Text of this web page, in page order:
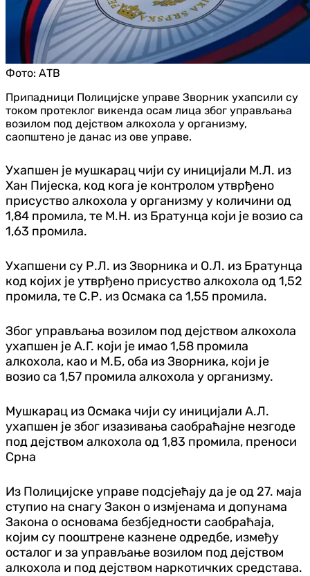
Фото: АТВ
Припадници Полицијске управе Зворник ухапсили су
током протеклог викенда осам лица због управљања
возилом под дејством алкохола у организму,
саопштено је данас из ове управе.
Ухапшен је мушкарац чији су иницијали М.Л. из
Хан Пијеска, код кога је контролом утврђено
присуство алкохола у организму у количини од
1,84 промила, те М.Н. из Братунца који је возио са
1,63 промила.
Ухапшени су Р.Л. из Зворника и О.Л. из Братунца
код којих је утврђено присуство алкохола од 1,52
промила, те С.Р. из Осмака са 1,55 промила.
Због управљања возилом под дејством алкохола
ухапшен је А.Г. који је имао 1,58 промила
алкохола, као и М.Б, оба из Зворника, који је
возио са 1,57 промила алкохола у организму.
Мушкарац из Осмака чији су иницијали А.Л.
ухапшен је због изазивања саобраћајне незгоде
под дејством алкохола од 1,83 промила, преноси
Срна
Из Полицијске управе подсјећају да је од 27. маја
ступио на снагу Закон о измјенама и допунама
Закона о основама безбједности саобраћаја,
којим су пооштрене казнене одредбе, између
осталог и за управљање возилом под дејством
алкохола и под дејством наркотичких средстава.